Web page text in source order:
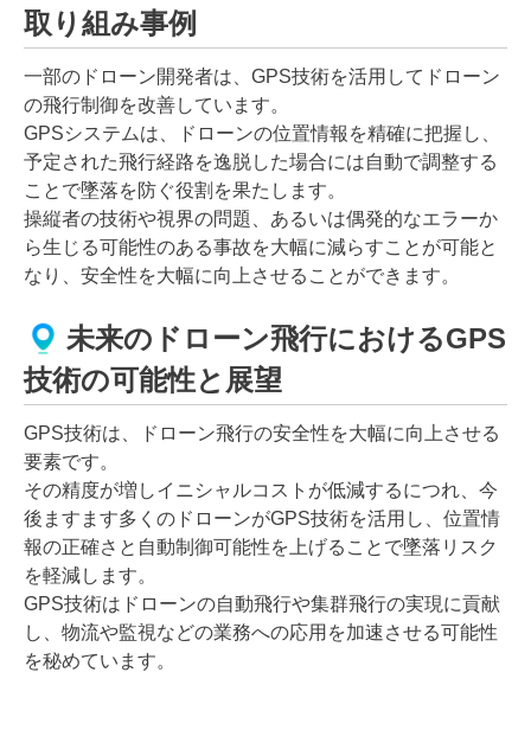
取り組み事例
一部のドローン開発者は、GPS技術を活用してドローン
の飛行制御を改善しています。
GPSシステムは、ドローンの位置情報を精確に把握し、
予定された飛行経路を逸脱した場合には自動で調整する
ことで墜落を防ぐ役割を果たします。
操縦者の技術や視界の問題、あるいは偶発的なエラーか
ら生じる可能性のある事故を大幅に減らすことが可能と
なり、安全性を大幅に向上させることができます。
未来のドローン飛行におけるGPS
技術の可能性と展望
GPS技術は、ドローン飛行の安全性を大幅に向上させる
要素です。
その精度が増しイニシャルコストが低減するにつれ、今
後ますます多くのドローンがGPS技術を活用し、位置情
報の正確さと自動制御可能性を上げることで墜落リスク
を軽減します。
GPS技術はドローンの自動飛行や集群飛行の実現に貢献
し、物流や監視などの業務への応用を加速させる可能性
を秘めています。